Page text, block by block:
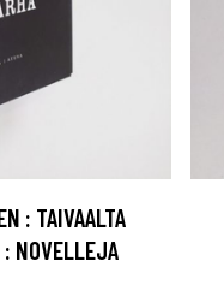
: TAIVAALTA
: NOVELLEJA